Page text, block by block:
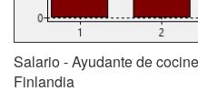
Salario - Ayudante de
Finlandia